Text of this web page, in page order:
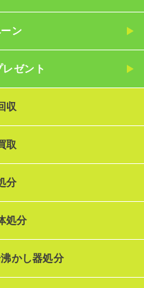
ン
ゼント
収
取
分
処分
かし器処分